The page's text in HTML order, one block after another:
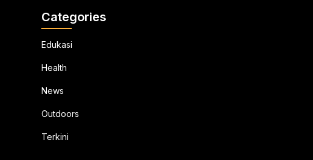
Categories
Edukasi
Health
News
Outdoors
Terkini